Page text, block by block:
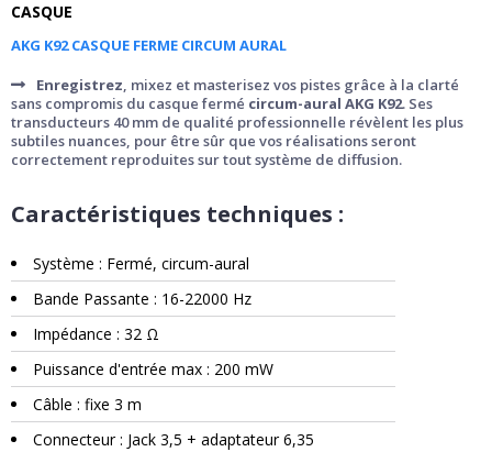
CASQUE
AKG K92 CASQUE FERME CIRCUM AURAL
Enregistrez, mixez et masterisez vos pistes grâce à la clarté
sans compromis du casque fermé circum-aural AKG K92. Ses
transducteurs 40 mm de qualité professionnelle révèlent les plus
subtiles nuances, pour être sûr que vos réalisations seront
correctement reproduites sur tout système de diffusion.
Caractéristiques techniques :
Système : Fermé, circum-aural
Bande Passante : 16-22000 Hz
Impédance : 32 Ω
Puissance d'entrée max : 200 mW
Câble : fixe 3 m
Connecteur : Jack 3,5 + adaptateur 6,35